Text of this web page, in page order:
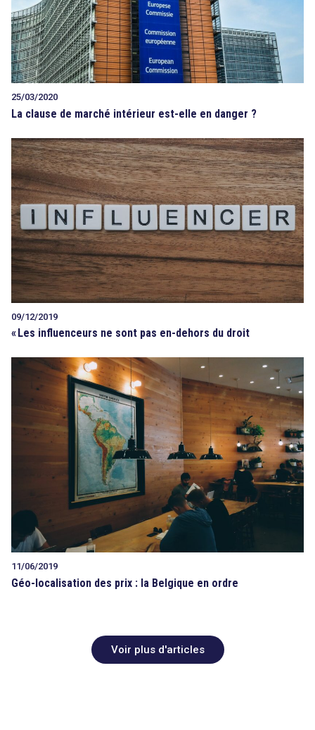
25/03/2020
La clause de marché intérieur est-elle en danger ?
09/12/2019
« Les influenceurs ne sont pas en-dehors du droit
11/06/2019
Géo-localisation des prix : la Belgique en ordre
Voir plus d'articles